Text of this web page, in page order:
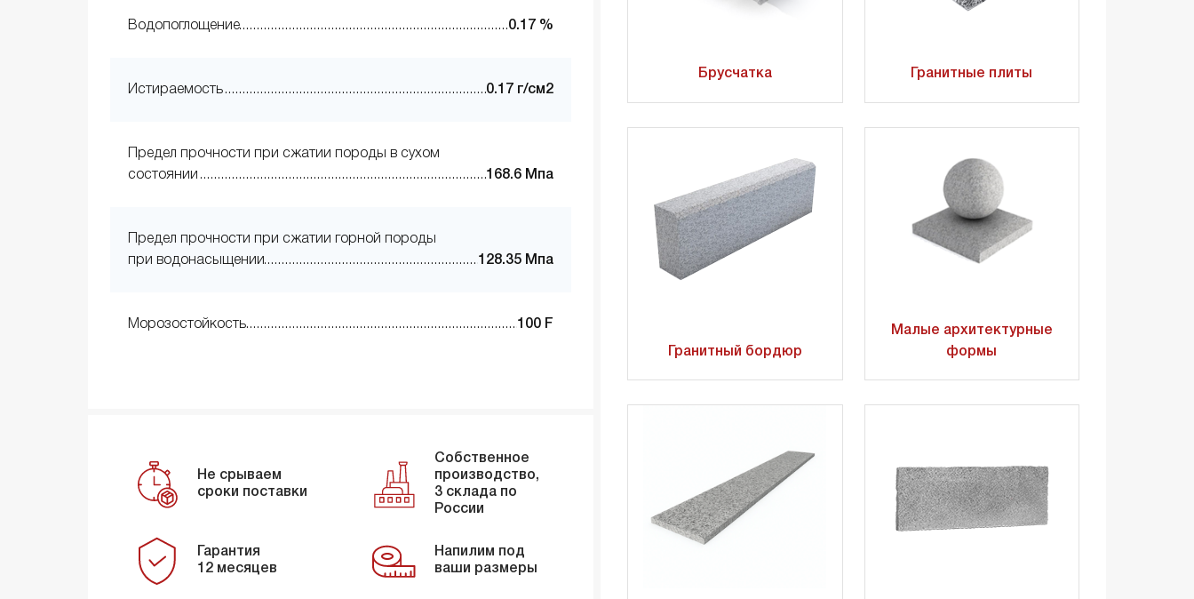
Брусчатка Гранитные плиты
Гранитный бордюр
Малые архитектурные
формы
Водопоглощение 0.17 %
Истираемость 0.17 г/см2
Предел прочности при сжатии породы в сухом
состоянии
168.6 Мпа
Предел прочности при сжатии горной породы
при водонасыщении
128.35 Мпа
Морозостойкость 100 F
Не срываем
сроки поставки
Собственное
производство,
3 склада по
России
Гарантия
12 месяцев
Напилим под
ваши размеры